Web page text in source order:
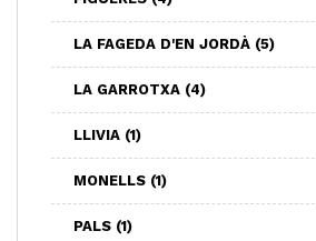
LA FAGEDA D'EN JORDÀ (5)
LA GARROTXA (4)
LLIVIA (1)
MONELLS (1)
PALS (1)